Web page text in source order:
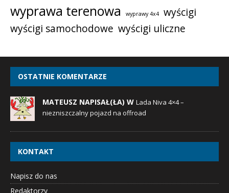
wyprawa terenowa wyprawy 4x4
wyścigi
wyścigi samochodowe wyścigi uliczne
OSTATNIE KOMENTARZE
MATEUSZ NAPISAŁ(ŁA) W Lada Niva 4×4 –
niezniszczalny pojazd na offroad
KONTAKT
Napisz do nas
Redaktorzy